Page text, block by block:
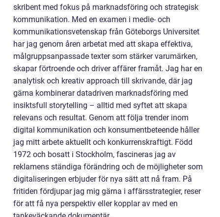
skribent med fokus på marknadsföring och strategisk
kommunikation. Med en examen i medie- och
kommunikationsvetenskap från Göteborgs Universitet
har jag genom åren arbetat med att skapa effektiva,
målgruppsanpassade texter som stärker varumärken,
skapar förtroende och driver affärer framåt. Jag har en
analytisk och kreativ approach till skrivande, där jag
gärna kombinerar datadriven marknadsföring med
insiktsfull storytelling – alltid med syftet att skapa
relevans och resultat. Genom att följa trender inom
digital kommunikation och konsumentbeteende håller
jag mitt arbete aktuellt och konkurrenskraftigt. Född
1972 och bosatt i Stockholm, fascineras jag av
reklamens ständiga förändring och de möjligheter som
digitaliseringen erbjuder för nya sätt att nå fram. På
fritiden fördjupar jag mig gärna i affärsstrategier, reser
för att få nya perspektiv eller kopplar av med en